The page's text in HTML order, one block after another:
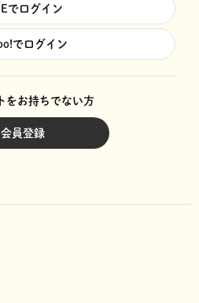
でログイン
でログイン
をお持ちでない方
会員登録